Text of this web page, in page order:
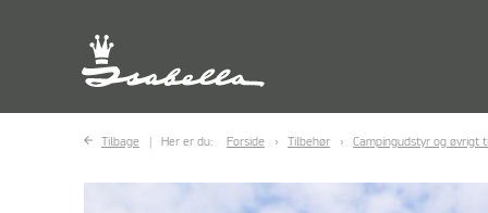
Tilbage Her er du: Forside Tilbehør Campingudstyr og øvrigt